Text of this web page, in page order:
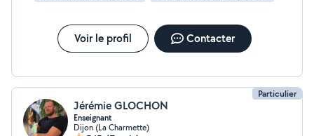
Voir le profil Contacter
Particulier
Jérémie GLOCHON
Enseignant
Dijon (La Charmette)